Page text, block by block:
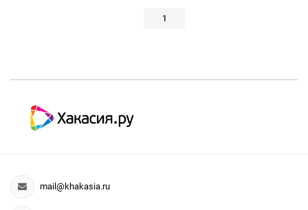
1
mail@khakasia.ru